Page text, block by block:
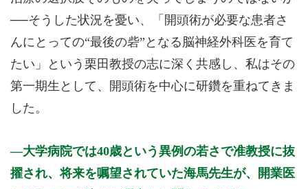
──そうした状況を憂い、「開頭術が必要な患者さ
んにとっての“最後の砦”となる脳神経外科医を育て
たい」という栗田教授の志に深く共感し、私はその
第一期生として、開頭術を中心に研鑽を重ねてきま
した。
大学病院では40歳という異例の若さで准教授に抜
擢され、将来を嘱望されていた海馬先生が、開業医